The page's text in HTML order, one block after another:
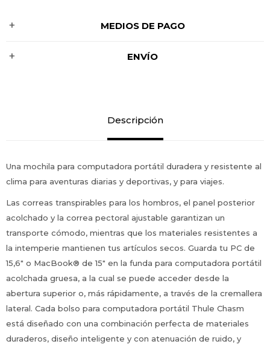
MEDIOS DE PAGO
ENVÍO
Descripción
Una mochila para computadora portátil duradera y resistente al
clima para aventuras diarias y deportivas, y para viajes.
Las correas transpirables para los hombros, el panel posterior
acolchado y la correa pectoral ajustable garantizan un
transporte cómodo, mientras que los materiales resistentes a
la intemperie mantienen tus artículos secos. Guarda tu PC de
15,6" o MacBook® de 15" en la funda para computadora portátil
acolchada gruesa, a la cual se puede acceder desde la
abertura superior o, más rápidamente, a través de la cremallera
lateral. Cada bolso para computadora portátil Thule Chasm
está diseñado con una combinación perfecta de materiales
duraderos, diseño inteligente y con atenuación de ruido, y